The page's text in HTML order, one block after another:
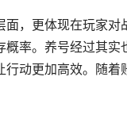
面，更体现在玩家
概率。养号经过其
动更加高效。随着